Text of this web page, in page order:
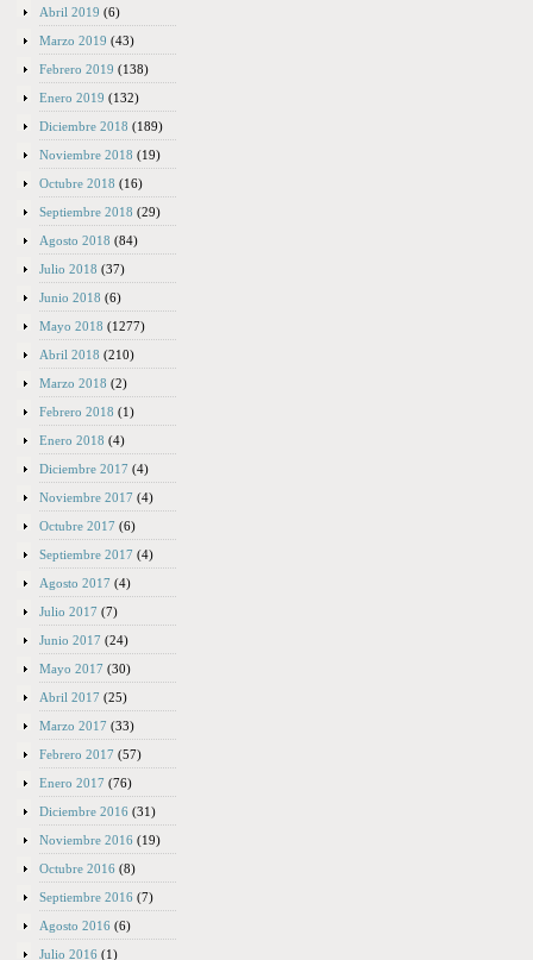
Abril 2019 (6)
Marzo 2019 (43)
Febrero 2019 (138)
Enero 2019 (132)
Diciembre 2018 (189)
Noviembre 2018 (19)
Octubre 2018 (16)
Septiembre 2018 (29)
Agosto 2018 (84)
Julio 2018 (37)
Junio 2018 (6)
Mayo 2018 (1277)
Abril 2018 (210)
Marzo 2018 (2)
Febrero 2018 (1)
Enero 2018 (4)
Diciembre 2017 (4)
Noviembre 2017 (4)
Octubre 2017 (6)
Septiembre 2017 (4)
Agosto 2017 (4)
Julio 2017 (7)
Junio 2017 (24)
Mayo 2017 (30)
Abril 2017 (25)
Marzo 2017 (33)
Febrero 2017 (57)
Enero 2017 (76)
Diciembre 2016 (31)
Noviembre 2016 (19)
Octubre 2016 (8)
Septiembre 2016 (7)
Agosto 2016 (6)
Julio 2016 (1)